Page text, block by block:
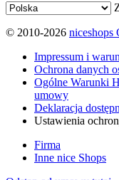
© 2010-2026 niceshops
Impressum i
Ochrona danych
Ogólne Warunki
umowy
Deklaracja
Ustawienia
Firma
Inne nice Shops